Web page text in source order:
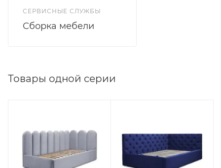
СЕРВИСНЫЕ СЛУЖБЫ
Сборка мебели
Товары одной серии